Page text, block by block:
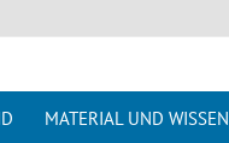
MATERIAL UND WISSEN